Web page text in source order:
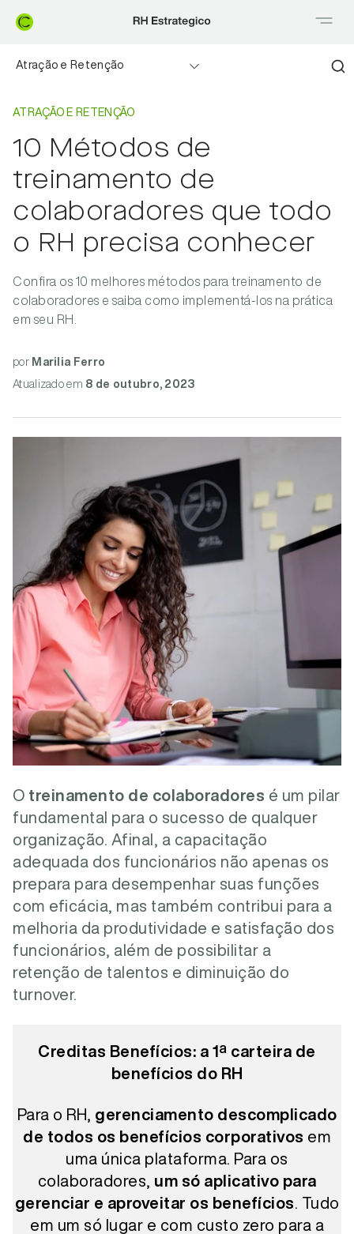
Atração e Retenção
Benefícios flexíveis
Employer branding
Departamento pessoal
Na mídia
Home Atração e retenção
ATRAÇÃO E RETENÇÃO
10 Métodos de
treinamento de
colaboradores que todo
o RH precisa conhecer
Confira os 10 melhores métodos para treinamento de
colaboradores e saiba como implementá-los na prática
em seu RH.
por Marilia Ferro
Atualizado em 8 de outubro, 2023
O treinamento de colaboradores é um pilar
fundamental para o sucesso de qualquer
organização. Afinal, a capacitação
adequada dos funcionários não apenas os
prepara para desempenhar suas funções
com eficácia, mas também contribui para a
melhoria da produtividade e satisfação dos
funcionários, além de possibilitar a
retenção de talentos e diminuição do
turnover.
Creditas Benefícios: a 1ª carteira de
benefícios do RH
Para o RH, gerenciamento descomplicado
de todos os benefícios corporativos em
uma única plataforma. Para os
colaboradores, um só aplicativo para
gerenciar e aproveitar os benefícios . Tudo
em um só lugar e com custo zero para a